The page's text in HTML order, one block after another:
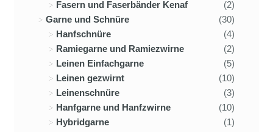
Fasern und Faserbänder Kenaf
(2)
Garne und Schnüre
(30)
Hanfschnüre
(4)
Ramiegarne und Ramiezwirne
(2)
Leinen Einfachgarne
(5)
Leinen gezwirnt
(10)
Leinenschnüre
(3)
Hanfgarne und Hanfzwirne
(10)
Hybridgarne
(1)